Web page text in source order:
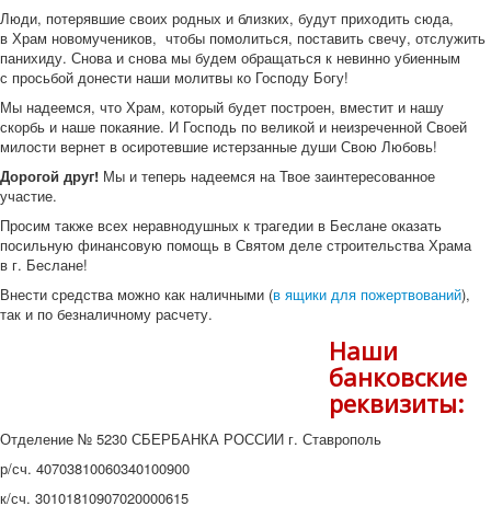
Люди, потерявшие своих родных и близких, будут приходить сюда,
в Храм новомучеников, чтобы помолиться, поставить свечу, отслужить
панихиду. Снова и снова мы будем обращаться к невинно убиенным
с просьбой донести наши молитвы ко Господу Богу!
Мы надеемся, что Храм, который будет построен, вместит и нашу
скорбь и наше покаяние. И Господь по великой и неизреченной Своей
милости вернет в осиротевшие истерзанные души Свою Любовь!
Дорогой друг! Мы и теперь надеемся на Твое заинтересованное
участие.
Просим также всех неравнодушных к трагедии в Беслане оказать
посильную финансовую помощь в Святом деле строительства Храма
в г. Беслане!
Внести средства можно как наличными (в ящики для пожертвований),
так и по безналичному расчету.
Наши
банковские
реквизиты:
Отделение № 5230 СБЕРБАНКА РОССИИ г. Ставрополь
р/сч. 40703810060340100900
к/сч. 30101810907020000615